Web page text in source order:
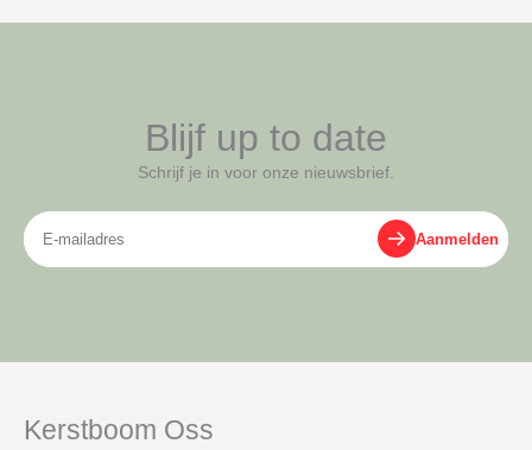
Blijf up to date
Schrijf je in voor onze nieuwsbrief.
E-
mailadres
Aanmelden
Kerstboom Oss